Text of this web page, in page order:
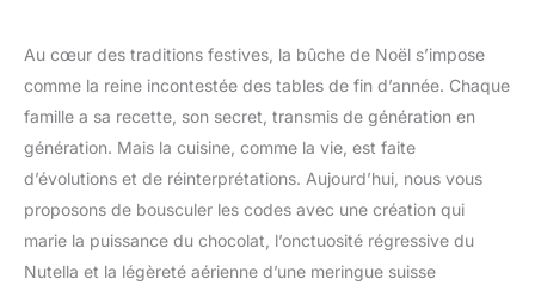
Au cœur des traditions festives, la bûche de Noël s’impose
comme la reine incontestée des tables de fin d’année. Chaque
famille a sa recette, son secret, transmis de génération en
génération. Mais la cuisine, comme la vie, est faite
d’évolutions et de réinterprétations. Aujourd’hui, nous vous
proposons de bousculer les codes avec une création qui
marie la puissance du chocolat, l’onctuosité régressive du
Nutella et la légèreté aérienne d’une meringue suisse